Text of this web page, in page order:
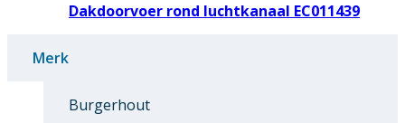
Dakdoorvoer rond luchtkanaal EC011439
Merk
Burgerhout